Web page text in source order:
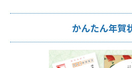
かんたん年賀